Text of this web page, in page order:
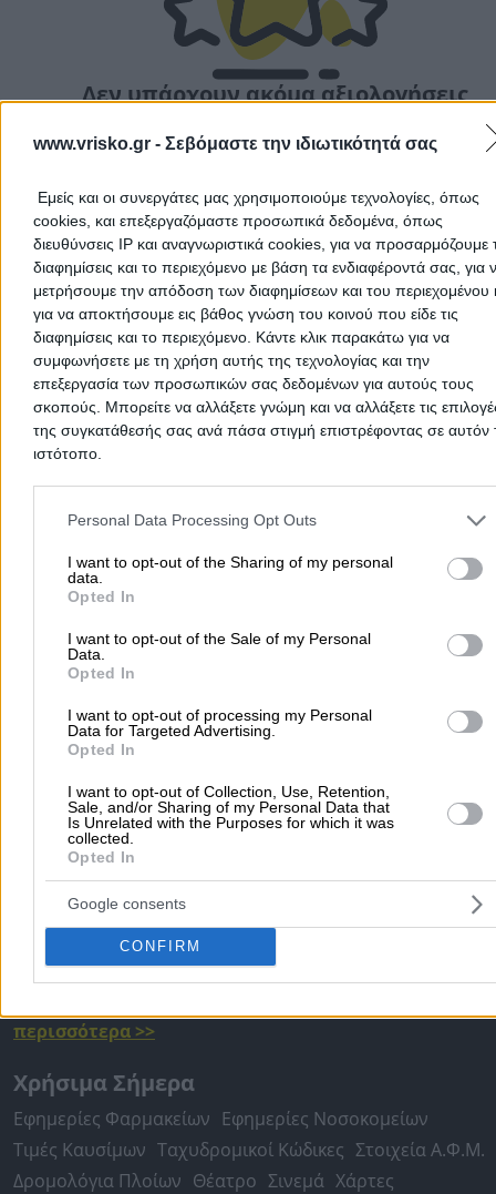
www.vrisko.gr - Σεβόμαστε την ιδιωτικότητά σας
Εμείς και οι συνεργάτες μας χρησιμοποιούμε τεχνολογίες, όπως
cookies, και επεξεργαζόμαστε προσωπικά δεδομένα, όπως
διευθύνσεις IP και αναγνωριστικά cookies, για να προσαρμόζουμε
διαφημίσεις και το περιεχόμενο με βάση τα ενδιαφέροντά σας, για
μετρήσουμε την απόδοση των διαφημίσεων και του περιεχομένου
για να αποκτήσουμε εις βάθος γνώση του κοινού που είδε τις
διαφημίσεις και το περιεχόμενο. Κάντε κλικ παρακάτω για να
συμφωνήσετε με τη χρήση αυτής της τεχνολογίας και την
επεξεργασία των προσωπικών σας δεδομένων για αυτούς τους
σκοπούς. Μπορείτε να αλλάξετε γνώμη και να αλλάξετε τις
της συγκατάθεσής σας ανά πάσα στιγμή επιστρέφοντας σε αυτόν
ιστότοπο.
Please note that this website/app uses one or more Google
and may gather and store information including but not limited to
to Google and its third-party tags to use your data for below
purposes in below Google consent section.
Personal Data Processing Opt Outs
I want to opt-out of the Sharing of my personal
data.
Opted In
I want to opt-out of the Sale of my Personal
Data.
Opted In
I want to opt-out of processing my Personal
Data for Targeted Advertising.
Opted In
I want to opt-out of Collection, Use, Retention,
Sale, and/or Sharing of my Personal Data that
Is Unrelated with the Purposes for which it was
collected.
Opted In
Google consents
CONFIRM
Δεν υπάρχουν ακόμα αξιολογήσεις
αξιολόγηση. Γίνετε ο πρώτος που θα μοιραστεί την
επιλογή!
> Νομός ΘΕΣΠΡΩΤΙΑΣ
Δημοφιλείς Αναζητήσεις
Μετακομίσεις & Μεταφορές Κλειδιά & Κλειδαριές
Ψυχολόγοι
Παιδικοί Σταθμοί
Συνεργεία Αυτοκινήτων
Υδραυλικοί - Υδραυλικές Εγκαταστάσεις
περισσότερα >>
Τοπική Αναζήτηση
Αθήνα Θεσσαλονίκη Πάτρα Λάρισα Ηράκλειο
Περιστέρι Καβάλα Τρίπολη Καλλιθέα
περισσότερα >>
Χρήσιμα Σήμερα
Εφημερίες Φαρμακείων Εφημερίες Νοσοκομείων
Τιμές Καυσίμων Ταχυδρομικοί Κώδικες Στοιχεία Α.Φ.Μ.
Δρομολόγια Πλοίων Θέατρο Σινεμά Χάρτες